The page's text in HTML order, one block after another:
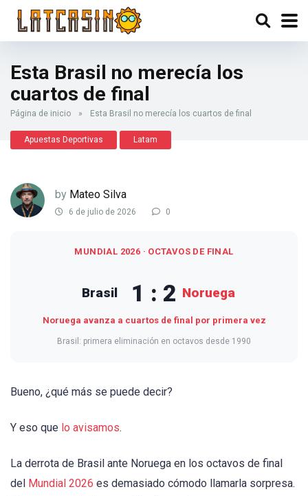
Esta Brasil no merecía los
cuartos de final
Página de inicio » Esta Brasil no merecía los cuartos de final
Apuestas Deportivas Latam
by Mateo Silva
6 de julio de 2026 0
MUNDIAL 2026 · OCTAVOS DE FINAL
Brasil 1 : 2 Noruega
Noruega avanza a cuartos de final por primera vez
Brasil: primera eliminación en octavos desde 1990
Bueno, ¿qué más se puede decir?
Y eso que lo avisamos.
La derrota de Brasil ante Noruega en los octavos de final
del
Mundial 2026 es demasiado cómodo llamarla sorpresa.